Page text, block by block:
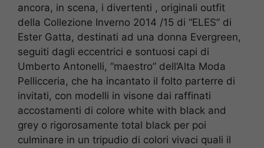
ancora, in scena, i divertenti , originali outfit
della Collezione Inverno 2014 /15 di “ELES” di
Ester Gatta, destinati ad una donna Evergreen,
seguiti dagli eccentrici e sontuosi capi di
Umberto Antonelli, “maestro” dell’Alta Moda
Pellicceria, che ha incantato il folto parterre di
invitati, con modelli in visone dai raffinati
accostamenti di colore white with black and
grey o rigorosamente total black per poi
culminare in un tripudio di colori vivaci quali il